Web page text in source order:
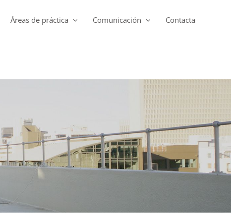
Áreas de práctica Comunicación Contacta